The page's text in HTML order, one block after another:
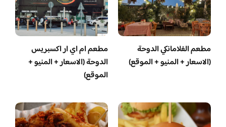
مطعم الفلامانكي الدوحة
(الاسعار + المنيو + الموقع)
مطعم ام اي ار اكسبريس
الدوحة (الاسعار + المنيو +
الموقع)